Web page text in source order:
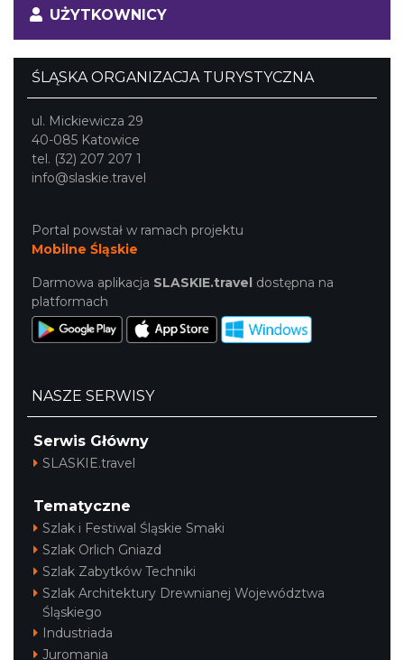
UŻYTKOWNICY
ŚLĄSKA ORGANIZACJA TURYSTYCZNA
ul. Mickiewicza 29
40-085 Katowice
tel. (32) 207 207 1
info@slaskie.travel
Portal powstał w ramach projektu
Mobilne Śląskie
Darmowa aplikacja SLASKIE.travel dostępna na
platformach
NASZE SERWISY
Serwis Główny
SLASKIE.travel
Tematyczne
Szlak i Festiwal Śląskie Smaki
Szlak Orlich Gniazd
Szlak Zabytków Techniki
Szlak Architektury Drewnianej Województwa
Śląskiego
Industriada
Juromania